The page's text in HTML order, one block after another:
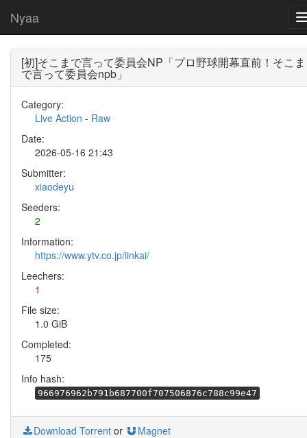
Nyaa
[初]そこまで言って委員会NP「プロ野球開幕直前！そこま
で言って委員会npb」
Category:
Live Action - Raw
Date:
2026-05-16 21:43
Submitter:
xiaodeyu
Seeders:
2
Information:
https://www.ytv.co.jp/iinkai/
Leechers:
1
File size:
1.0 GiB
Completed:
175
Info hash:
966976962b791b687700f707506876c788c99e47
Download Torrent or Magnet